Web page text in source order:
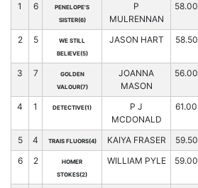
1
6
PENELOPE'S
SISTER(6)
P
MULRENNAN
58.00
2 5
WE STILL
BELIEVE(5)
JASON HART 58.50
3 7
GOLDEN
VALOUR(7)
JOANNA
MASON
56.00
4 1 DETECTIVE(1)
P J
MCDONALD
61.00
5 4 TRAIS FLUORS(4) KAIYA FRASER 59.50
6 2
HOMER
STOKES(2)
WILLIAM PYLE 59.00